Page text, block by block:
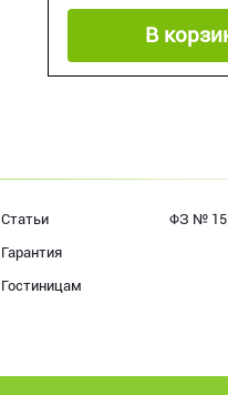
В
Статьи
Гарантия
Гостиницам
ФЗ №